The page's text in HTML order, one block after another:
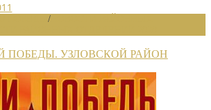
/
ПОБЕДЫ. УЗЛОВCКОЙ РАЙОН